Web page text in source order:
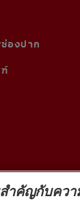
องปาก
สำคัญกับคว